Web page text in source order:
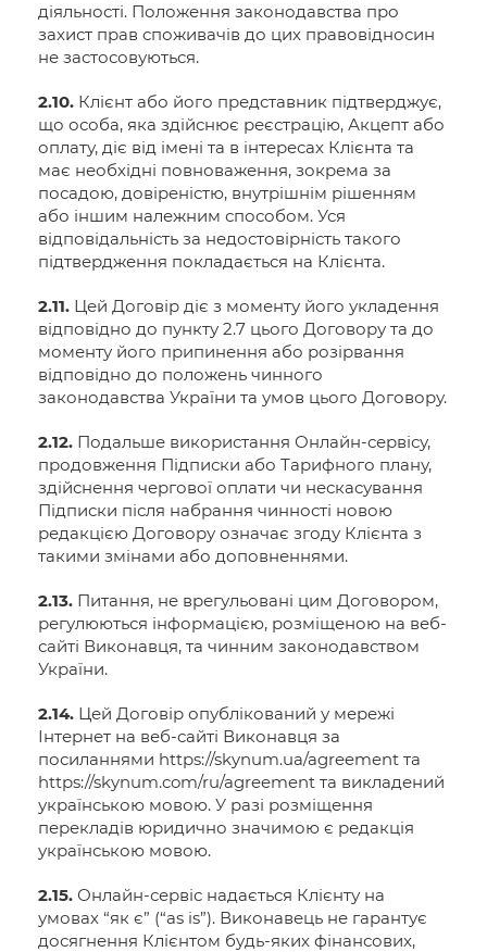
діяльності. Положення законодавства про
захист прав споживачів до цих правовідносин
не застосовуються.
2.10. Клієнт або його представник підтверджує,
що особа, яка здійснює реєстрацію, Акцепт або
оплату, діє від імені та в інтересах Клієнта та
має необхідні повноваження, зокрема за
посадою, довіреністю, внутрішнім рішенням
або іншим належним способом. Уся
відповідальність за недостовірність такого
підтвердження покладається на Клієнта.
2.11. Цей Договір діє з моменту його укладення
відповідно до пункту 2.7 цього Договору та до
моменту його припинення або розірвання
відповідно до положень чинного
законодавства України та умов цього Договору.
2.12. Подальше використання Онлайн-сервісу,
продовження Підписки або Тарифного плану,
здійснення чергової оплати чи нескасування
Підписки після набрання чинності новою
редакцією Договору означає згоду Клієнта з
такими змінами або доповненнями.
2.13. Питання, не врегульовані цим Договором,
регулюються інформацією, розміщеною на веб-
сайті Виконавця, та чинним законодавством
України.
2.14. Цей Договір опублікований у мережі
Інтернет на веб-сайті Виконавця за
посиланнями https://skynum.ua/agreement та
https://skynum.com/ru/agreement та викладений
українською мовою. У разі розміщення
перекладів юридично значимою є редакція
українською мовою.
2.15. Онлайн-сервіс надається Клієнту на
умовах “як є” (“as is”). Виконавець не гарантує
досягнення Клієнтом будь-яких фінансових,